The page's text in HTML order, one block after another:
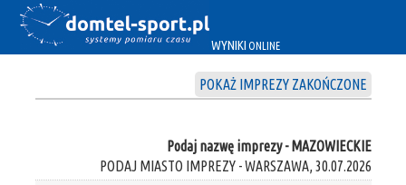
WYNIKI ONLINE
POKAŻ IMPREZY ZAKOŃCZONE
Podaj nazwę imprezy - MAZOWIECKIE
PODAJ MIASTO IMPREZY - WARSZAWA, 30.07.2026